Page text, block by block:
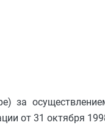
за
от 31 октября